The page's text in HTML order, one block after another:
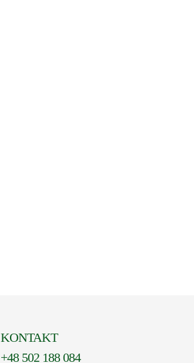
KONTAKT
+48 502 188 084